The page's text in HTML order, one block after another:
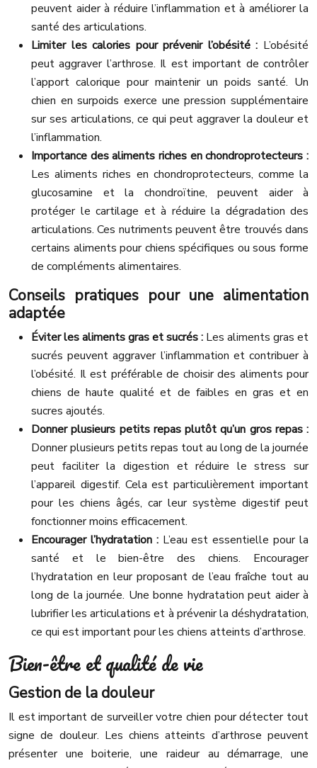
peuvent aider à réduire l’inflammation et à améliorer la
santé des articulations.
Limiter les calories pour prévenir l’obésité : L’obésité
peut aggraver l’arthrose. Il est important de contrôler
l’apport calorique pour maintenir un poids santé. Un
chien en surpoids exerce une pression supplémentaire
sur ses articulations, ce qui peut aggraver la douleur et
l’inflammation.
Importance des aliments riches en chondroprotecteurs :
Les aliments riches en chondroprotecteurs, comme la
glucosamine et la chondroïtine, peuvent aider à
protéger le cartilage et à réduire la dégradation des
articulations. Ces nutriments peuvent être trouvés dans
certains aliments pour chiens spécifiques ou sous forme
de compléments alimentaires.
Conseils pratiques pour une alimentation
adaptée
Éviter les aliments gras et sucrés : Les aliments gras et
sucrés peuvent aggraver l’inflammation et contribuer à
l’obésité. Il est préférable de choisir des aliments pour
chiens de haute qualité et de faibles en gras et en
sucres ajoutés.
Donner plusieurs petits repas plutôt qu’un gros repas :
Donner plusieurs petits repas tout au long de la journée
peut faciliter la digestion et réduire le stress sur
l’appareil digestif. Cela est particulièrement important
pour les chiens âgés, car leur système digestif peut
fonctionner moins efficacement.
Encourager l’hydratation : L’eau est essentielle pour la
santé et le bien-être des chiens. Encourager
l’hydratation en leur proposant de l’eau fraîche tout au
long de la journée. Une bonne hydratation peut aider à
lubrifier les articulations et à prévenir la déshydratation,
ce qui est important pour les chiens atteints d’arthrose.
Bien-être et qualité de vie
Gestion de la douleur
Il est important de surveiller votre chien pour détecter tout
signe de douleur. Les chiens atteints d’arthrose peuvent
présenter une boiterie, une raideur au démarrage, une